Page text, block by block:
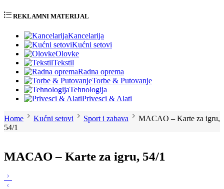
REKLAMNI MATERIJAL
Kancelarija
Kućni setovi
Olovke
Tekstil
Radna oprema
Torbe & Putovanje
Tehnologija
Privesci & Alati
Home Kućni setovi Sport i zabava
MACAO – Karte za igru,
54/1
MACAO – Karte za igru, 54/1